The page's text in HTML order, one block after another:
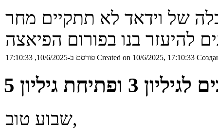
פורסם ב-10/6/2025, 17:10:33 Created on 10/6/2025, 17:10:33
3 ופתיחת גיליון 5
שבוע טוב,